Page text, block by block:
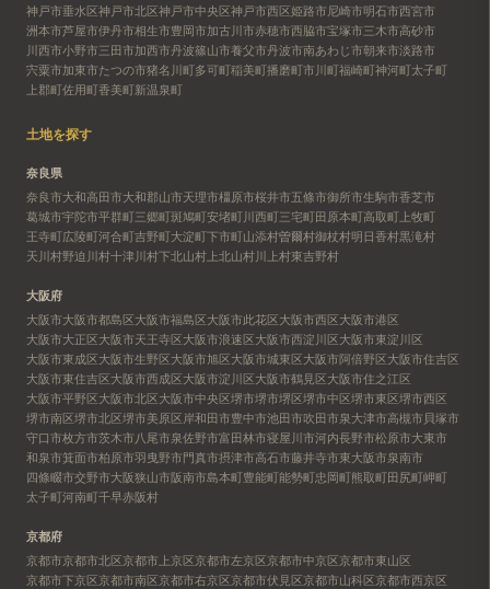
神戸市垂水区神戸市北区神戸市中央区神戸市西区姫路市尼崎市明石市西宮市
洲本市芦屋市伊丹市相生市豊岡市加古川市赤穂市西脇市宝塚市三木市高砂市
川西市小野市三田市加西市丹波篠山市養父市丹波市南あわじ市朝来市淡路市
宍粟市加東市たつの市猪名川町多可町稲美町播磨町市川町福崎町神河町太子町
上郡町佐用町香美町新温泉町
土地を探す
奈良県
奈良市大和高田市大和郡山市天理市橿原市桜井市五條市御所市生駒市香芝市
葛城市宇陀市平群町三郷町斑鳩町安堵町川西町三宅町田原本町高取町 上牧町
王寺町広陵町河合町吉野町大淀町下市町山添村曽爾村御杖村明日香村黒滝村
天川村野迫川村十津川村下北山村 上北山村川上村東吉野村
大阪府
大阪市大阪市都島区大阪市福島区大阪市此花区大阪市西区大阪市港区
大阪市大正区大阪市天王寺区大阪市浪速区大阪市西淀川区大阪市東淀川区
大阪市東成区大阪市生野区大阪市旭区大阪市城東区大阪市阿倍野区大阪市住吉区
大阪市東住吉区大阪市西成区大阪市淀川区大阪市鶴見区大阪市住之江区
大阪市平野区大阪市北区大阪市中央区堺市堺市堺区堺市中区堺市東区堺市西区
堺市南区堺市北区堺市美原区岸和田市豊中市池田市吹田市泉大津市高槻市 貝塚市
守口市枚方市茨木市八尾市泉佐野市富田林市寝屋川市河内長野市松原市大東市
和泉市箕面市柏原市羽曳野市門真市摂津市高石市藤井寺市東大阪市泉南市
四條畷市交野市大阪狭山市阪南市島本町豊能町能勢町忠岡町熊取町田尻町岬町
太子町河南町千早赤阪村
京都府
京都市京都市北区京都市上京区京都市左京区京都市中京区京都市東山区
京都市下京区京都市南区京都市右京区京都市伏見区京都市山科区京都市西京区